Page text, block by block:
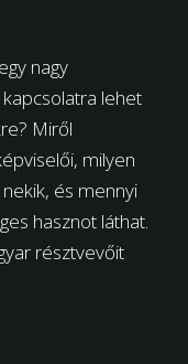
nagy
lehet
Miről
milyen
és mennyi
hasznot láthat.
résztvevőit